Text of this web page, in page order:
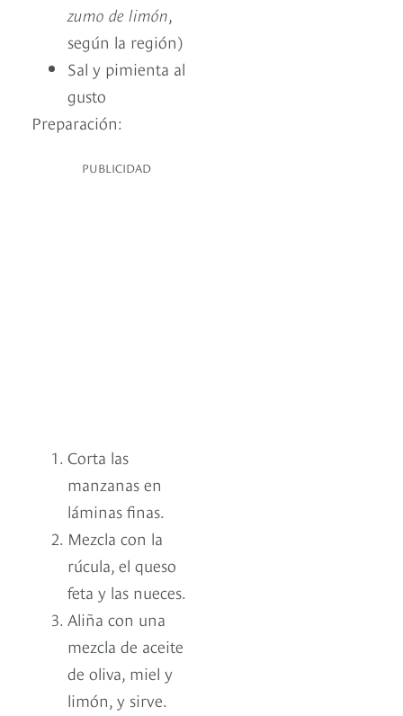
zumo de limón,
según la región)
Sal y pimienta al
gusto
Preparación:
PUBLICIDAD
Corta las
manzanas en
láminas finas.
Mezcla con la
rúcula, el queso
feta y las nueces.
Aliña con una
mezcla de aceite
de oliva, miel y
limón, y sirve.